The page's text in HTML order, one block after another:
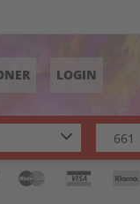
LOGIN